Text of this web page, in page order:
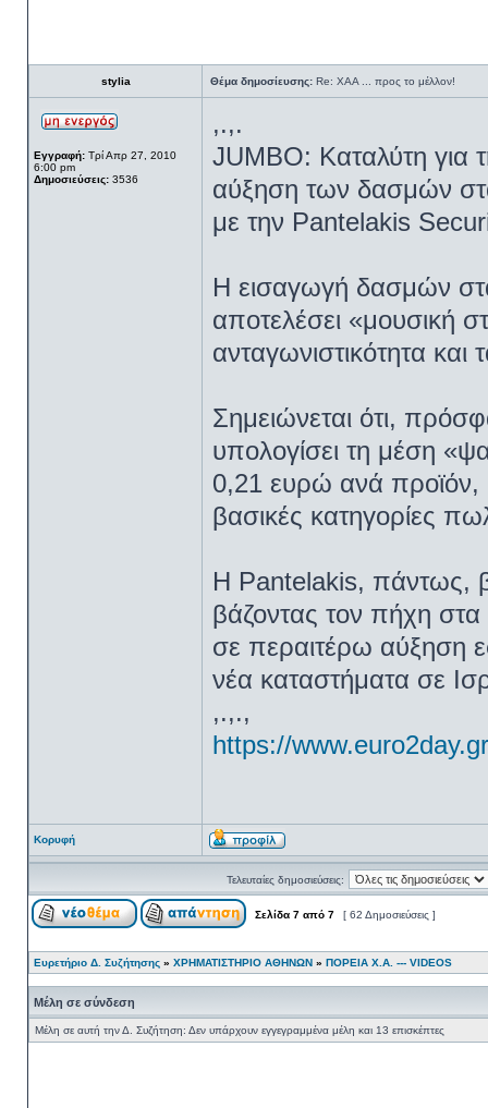
stylia Θέμα δημοσίευσης: Re: ΧΑΑ ... προς το μέλλον!
Εγγραφή: Τρί Απρ 27, 2010
6:00 pm
Δημοσιεύσεις: 3536
,.,.
JUMBO: Καταλύτη για
αύξηση των δασμών
με την Pantelakis
Η εισαγωγή δασμών
αποτελέσει «μουσική
ανταγωνιστικότητα
Σημειώνεται ότι,
υπολογίσει τη μέση
0,21 ευρώ ανά προϊόν,
βασικές κατηγορίες
Η Pantelakis, πάντως,
βάζοντας τον πήχη
σε περαιτέρω αύξηση
νέα καταστήματα σε
,.,.,
https://
Κορυφή
Τελευταίες δημοσιεύσεις:
Σελίδα 7 από 7 [ 62 Δημοσιεύσεις ]
Ευρετήριο Δ. Συζήτησης » ΧΡΗΜΑΤΙΣΤΗΡΙΟ ΑΘΗΝΩΝ » ΠΟΡΕΙΑ Χ.Α. --- VIDEOS
Μέλη σε σύνδεση
Μέλη σε αυτή την Δ. Συζήτηση: Δεν υπάρχουν εγγεγραμμένα μέλη και 13 επισκέπτες